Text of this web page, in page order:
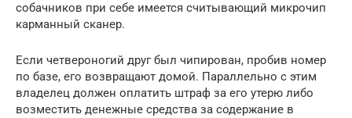
собачников при себе имеется считывающий микрочип
карманный сканер.
Если четвероногий друг был чипирован, пробив номер
по базе, его возвращают домой. Параллельно с этим
владелец должен оплатить штраф за его утерю либо
возместить денежные средства за содержание в